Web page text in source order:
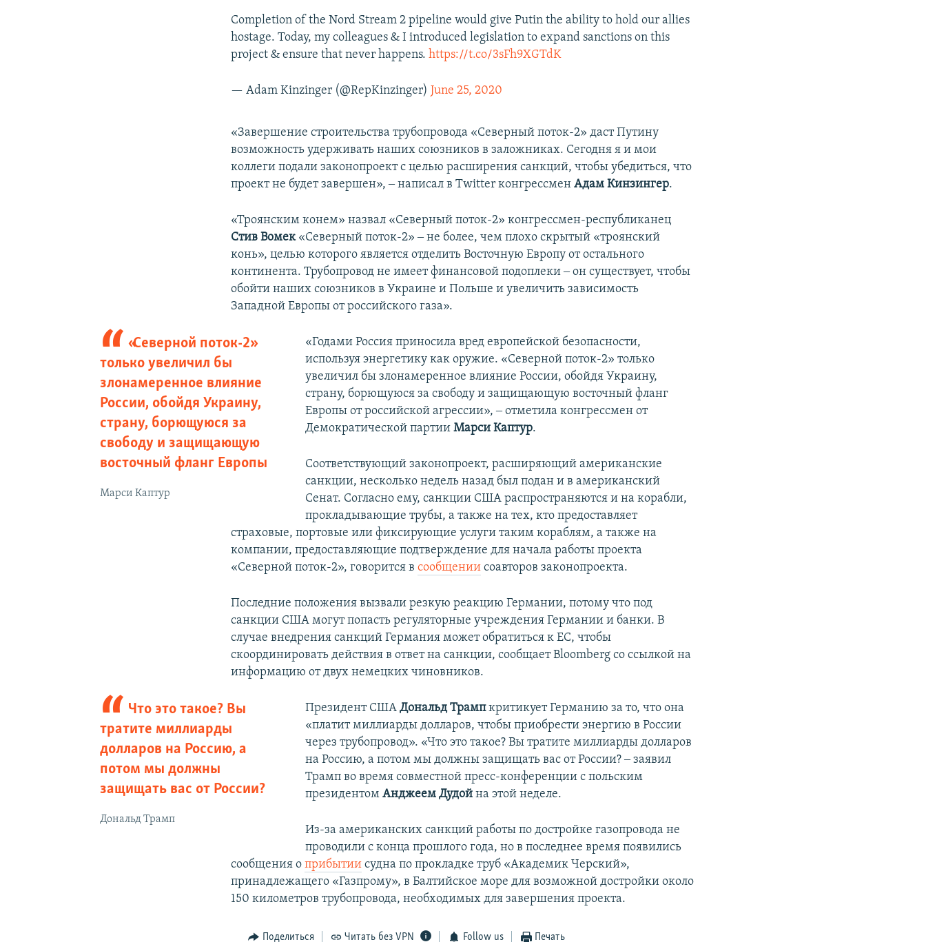
Completion of the Nord Stream 2 pipeline would give Putin the ability to hold our allies
hostage. Today, my colleagues & I introduced legislation to expand sanctions on this
project & ensure that never happens.https://t.co/3sFh9XGTdK
— Adam Kinzinger (@RepKinzinger)June 25, 2020
«Завершение строительства трубопровода «Северный поток-2» даст Путину
возможность удерживать наших союзников в заложниках. Сегодня я и мои
коллеги подали законопроект с целью расширения санкций, чтобы убедиться, что
проект не будет завершен», ‒ написал в Twitter конгрессменАдам Кинзингер.
«Троянским конем» назвал «Северный поток-2» конгрессмен-республиканец
Стив Вомек«Северный поток-2» ‒ не более, чем плохо скрытый «троянский
конь», целью которого является отделить Восточную Европу от остального
континента. Трубопровод не имеет финансовой подоплеки ‒ он существует, чтобы
обойти наших союзников в Украине и Польше и увеличить зависимость
Западной Европы от российского газа».
«Северной поток-2»
только увеличил бы
злонамеренное влияние
России, обойдя Украину,
страну, борющуюся за
свободу и защищающую
восточный фланг Европы
Марси Каптур
«Годами Россия приносила вред европейской безопасности,
используя энергетику как оружие. «Северной поток-2» только
увеличил бы злонамеренное влияние России, обойдя Украину,
страну, борющуюся за свободу и защищающую восточный фланг
Европы от российской агрессии», ‒ отметила конгрессмен от
Демократической партии Марси Каптур.
Соответствующий законопроект, расширяющий американские
санкции, несколько недель назад был подан и в американский
Сенат. Согласно ему, санкции США распространяются и на корабли,
прокладывающие трубы, а также на тех, кто предоставляет
страховые, портовые или фиксирующие услуги таким кораблям, а также на
компании, предоставляющие подтверждение для начала работы проекта
«Северной поток-2», говорится всообщении соавторов законопроекта.
Последние положения вызвали резкую реакцию Германии, потому что под
санкции США могут попасть регуляторные учреждения Германии и банки. В
случае внедрения санкций Германия может обратиться к ЕС, чтобы
скоординировать действия в ответ на санкции, сообщает Bloomberg со ссылкой на
информацию от двух немецких чиновников.
Что это такое? Вы
тратите миллиарды
долларов на Россию, а
потом мы должны
защищать вас от России?
Дональд Трамп
Президент США Дональд Трампкритикует Германию за то, что она
«платит миллиарды долларов, чтобы приобрести энергию в России
через трубопровод». «Что это такое? Вы тратите миллиарды долларов
на Россию, а потом мы должны защищать вас от России? ‒ заявил
Трамп во время совместной пресс-конференции с польским
президентом Анджеем Дудойна этой неделе.
Из-за американских санкций работы по достройке газопровода не
проводили с конца прошлого года, но в последнее время появились
сообщения оприбытии судна по прокладке труб «Академик Черский»,
принадлежащего «Газпрому», в Балтийское море для возможной достройки около
150 километров трубопровода, необходимых для завершения проекта.
Поделиться Читать без VPN Follow us Печать